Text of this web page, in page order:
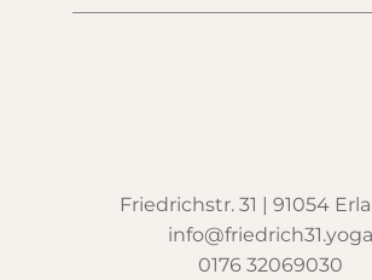
Friedrichstr. 31 | 91054
info@friedrich31.yoga
0176 32069030